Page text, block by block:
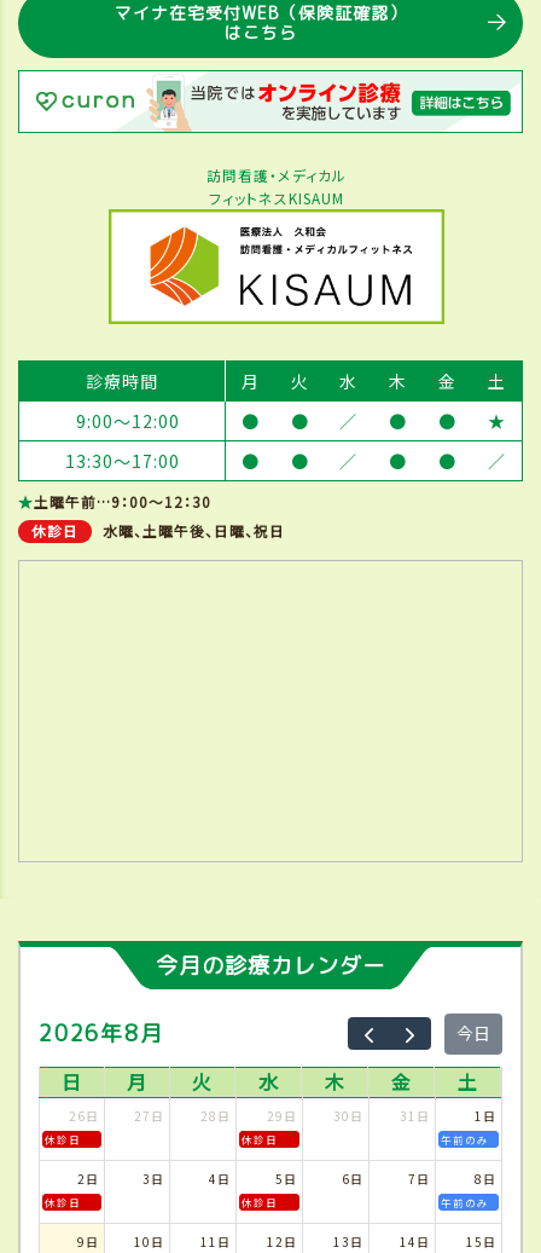
マイナ在宅受付WEB（保険証確認）
はこちら
訪問看護・メディカル
フィットネスKISAUM
診療時間 月 火 水 木 金
土
9:00～12:00
● ● ／ ● ●
★
13:30～17:00
● ● ／ ● ● ／
★土曜午前…9：00～12：30
休診日
水曜、土曜午後、日曜、祝日
今月の診療カレンダー
2026年8月 今日
日 月 火 水 木 金 土
26日
休診日
27日 28日 29日
休診日
30日 31日 1日
午前のみ
2日
休診日
3日 4日 5日
休診日
6日 7日 8日
午前のみ
9日 10日 11日 12日 13日 14日 15日